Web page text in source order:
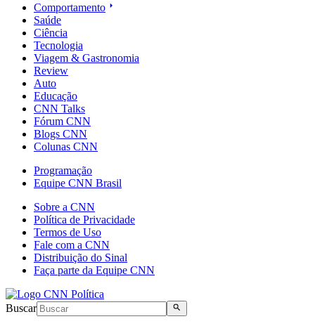
Comportamento
Saúde
Ciência
Tecnologia
Viagem & Gastronomia
Review
Auto
Educação
CNN Talks
Fórum CNN
Blogs CNN
Colunas CNN
Programação
Equipe CNN Brasil
Sobre a CNN
Política de Privacidade
Termos de Uso
Fale com a CNN
Distribuição do Sinal
Faça parte da Equipe CNN
Buscar